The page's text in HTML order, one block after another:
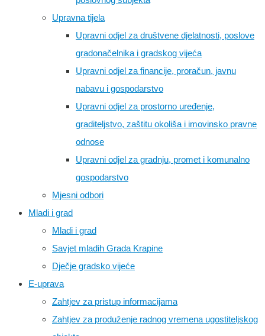
Upravna tijela
Upravni odjel za društvene djelatnosti, poslove
gradonačelnika i gradskog vijeća
Upravni odjel za financije, proračun, javnu
nabavu i gospodarstvo
Upravni odjel za prostorno uređenje,
graditeljstvo, zaštitu okoliša i imovinsko pravne
odnose
Upravni odjel za gradnju, promet i komunalno
gospodarstvo
Mjesni odbori
Mladi i grad
Mladi i grad
Savjet mladih Grada Krapine
Dječje gradsko vijeće
E-uprava
Zahtjev za pristup informacijama
Zahtjev za produženje radnog vremena ugostiteljskog